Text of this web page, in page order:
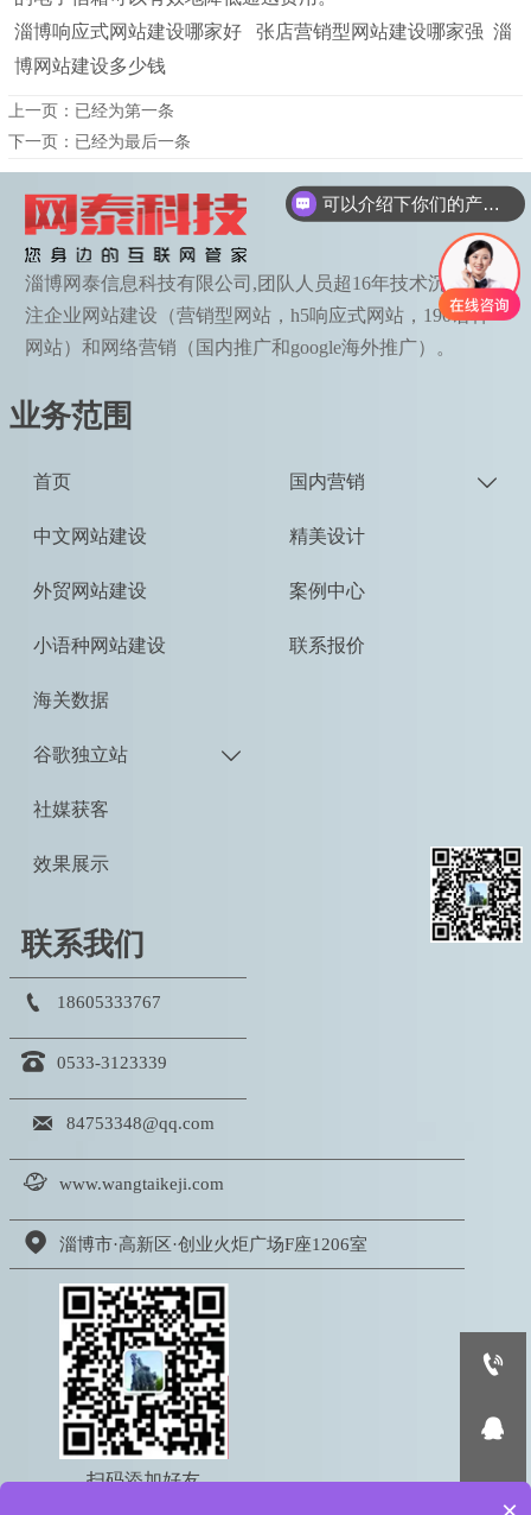
淄博响应式网站建设哪家好 张店营销型网站建设哪家强 淄
博网站建设多少钱
上一页：已经为第一条
下一页：已经为最后一条
淄博网泰信息科技有限公司,团队人员超16年技术沉淀，专
注企业网站建设（营销型网站，h5响应式网站，190语种
网站）和网络营销（国内推广和google海外推广）。
业务范围
首页
中文网站建设
外贸网站建设
小语种网站建设
海关数据
谷歌独立站 
社媒获客
效果展示
国内营销 
精美设计
案例中心
联系报价
联系我们
 18605333767
 0533-3123339
 84753348@qq.com
 www.wangtaikeji.com
 淄博市·高新区·创业火炬广场F座1206室
扫码添加好友


可以介绍下你们的产品么